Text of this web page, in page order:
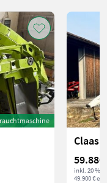
Claas
59.880
inkl. 20 %
49.900 €